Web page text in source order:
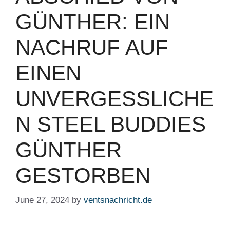
GÜNTHER: EIN
NACHRUF AUF
EINEN
UNVERGESSLICHE
N STEEL BUDDIES
GÜNTHER
GESTORBEN
June 27, 2024 by ventsnachricht.de